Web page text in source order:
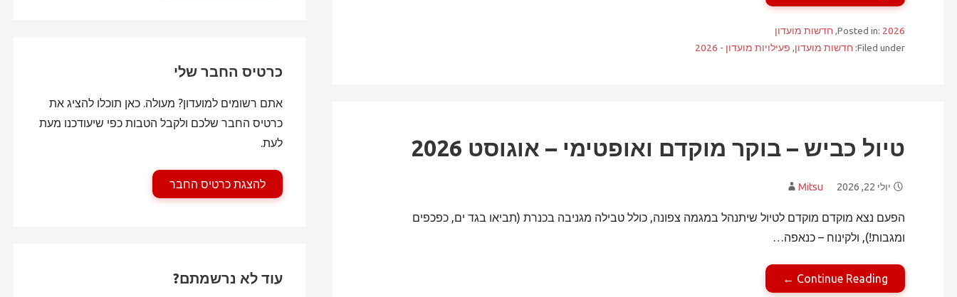
Posted in: 2026
, חדשות מועדון
Filed under: חדשות מועדון, פעילויות מועדון - 2026
טיול כביש – בוקר מוקדם ואופטימי – אוגוסט 2026
יולי 22, 2026 Mitsu
הפעם נצא מוקדם מוקדם לטיול שיתנהל במגמה צפונה, כולל טבילה מגניבה בכנרת (תביאו בגד ים, כפכפים
ומגבות!), ולקינוח – כנאפה…
Continue Reading ←
כרטיס החבר שלי
אתם רשומים למועדון? מעולה. כאן תוכלו להציג את
כרטיס החבר שלכם ולקבל הטבות כפי שיעודכנו מעת
לעת.
להצגת כרטיס החבר
עוד לא נרשמתם?